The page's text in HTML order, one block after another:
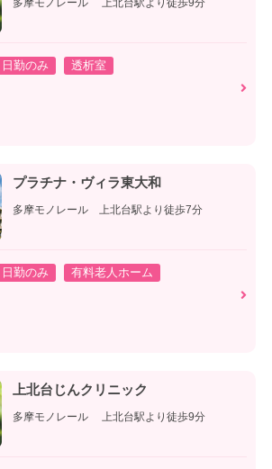
多摩モノレール 上北台駅より徒歩9分
日勤のみ
透析室
プラチナ・ヴィラ東大和
多摩モノレール 上北台駅より徒歩7分
日勤のみ
有料老人ホーム
上北台じんクリニック
多摩モノレール 上北台駅より徒歩9分